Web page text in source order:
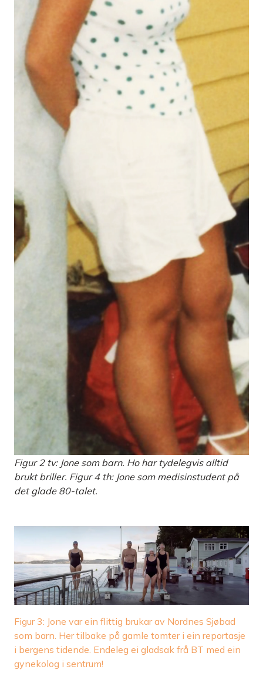
Figur 2 tv: Jone som barn. Ho har tydelegvis alltid
brukt briller. Figur 4 th: Jone som medisinstudent på
det glade 80-talet.
Figur 3: Jone var ein flittig brukar av Nordnes Sjøbad
som barn. Her tilbake på gamle tomter i ein reportasje
i bergens tidende. Endeleg ei gladsak frå BT med ein
gynekolog i sentrum!